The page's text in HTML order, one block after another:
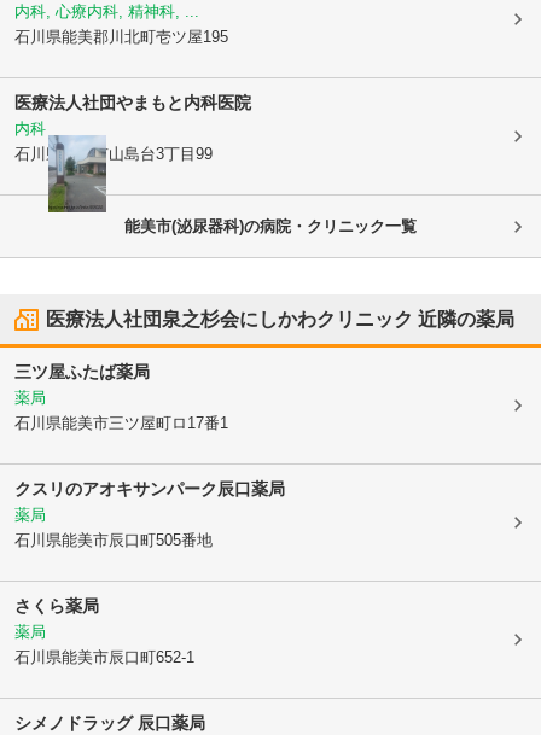
内科, 心療内科, 精神科, ...
石川県能美郡川北町壱ツ屋195
医療法人社団やまもと内科医院
内科
石川県白山市山島台3丁目99
能美市(泌尿器科)の病院・クリニック一覧
医療法人社団泉之杉会にしかわクリニック 近隣の薬局
三ツ屋ふたば薬局
薬局
石川県能美市三ツ屋町ロ17番1
クスリのアオキサンパーク辰口薬局
薬局
石川県能美市辰口町505番地
さくら薬局
薬局
石川県能美市辰口町652-1
シメノドラッグ 辰口薬局